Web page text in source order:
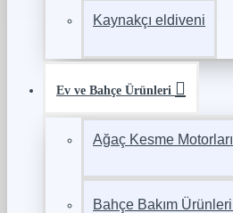
Kaynakçı eldiveni
Ev ve Bahçe Ürünleri
Ağaç Kesme Motorları
Bahçe Bakım Ürünleri